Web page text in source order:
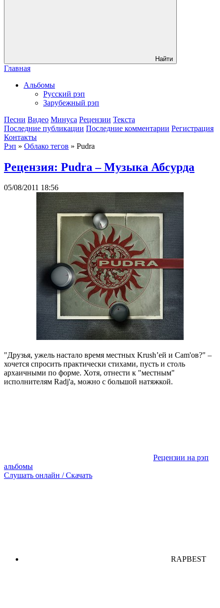
Найти
Главная
Альбомы
Русский рэп
Зарубежный рэп
Песни Видео Минуса Рецензии Текста
Последние публикации Последние комментарии Регистрация
Контакты
Рэп » Облако тегов » Pudra
Рецензия: Pudra – Музыка Абсурда
05/08/2011 18:56
"Друзья, ужель настало время местных Krush’ей и Cam'ов?" –
хочется спросить практически стихами, пусть и столь
архаичными по форме. Хотя, отнести к "местным"
исполнителям Radj'а, можно с большой натяжкой.
Рецензии на рэп
альбомы
Слушать онлайн / Скачать
RAPBEST